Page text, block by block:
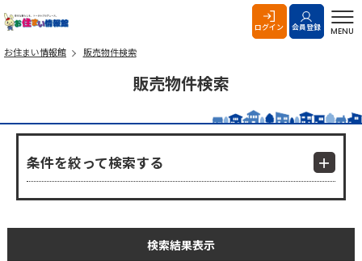
ログイン 会員登録 MENU
お住まい情報館 販売物件検索
販売物件検索
条件を絞って検索する
検索結果表示